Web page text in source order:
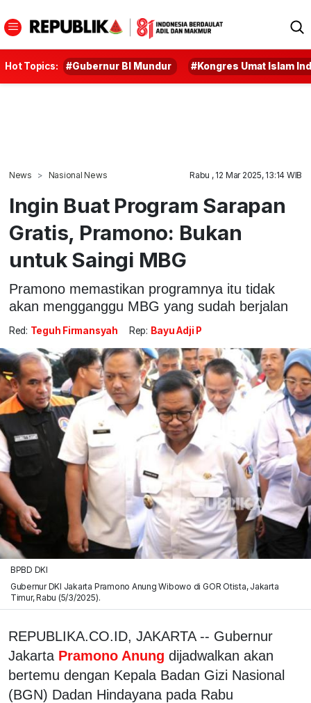
Hot Topics: #Gubernur BI Mundur #Kongres Umat Islam
News Nasional News Rabu , 12 Mar 2025, 13:14 WIB
Ingin Buat Program Sarapan
Gratis, Pramono: Bukan
untuk Saingi MBG
Pramono memastikan programnya itu tidak
akan mengganggu MBG yang sudah berjalan
Red: Teguh Firmansyah Rep: Bayu Adji P
BPBD DKI
Gubernur DKI Jakarta Pramono Anung Wibowo di GOR Otista, Jakarta
Timur, Rabu (5/3/2025).
REPUBLIKA.CO.ID, JAKARTA -- Gubernur
Jakarta Pramono Anung dijadwalkan akan
bertemu dengan Kepala Badan Gizi Nasional
(BGN) Dadan Hindayana pada Rabu